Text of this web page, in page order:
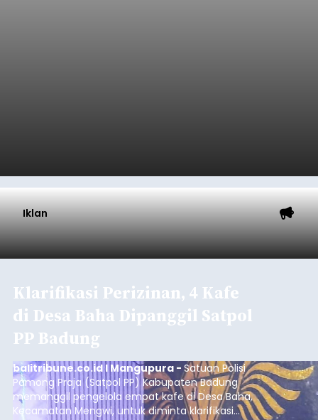
Iklan
Klarifikasi Perizinan, 4 Kafe
di Desa Baha Dipanggil Satpol
PP Badung
balitribune.co.id I Mangupura - Satuan Polisi
Pamong Praja (Satpol PP) Kabupaten Badung
memanggil pengelola empat kafe di Desa Baha,
Kecamatan Mengwi, untuk diminta klarifikasi